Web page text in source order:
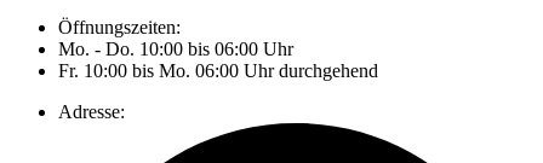
Öffnungszeiten:
Mo. - Do. 10:00 bis 06:00 Uhr
Fr. 10:00 bis Mo. 06:00 Uhr durchgehend
Adresse: